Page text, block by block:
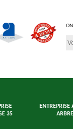
35
ENTREPRISE